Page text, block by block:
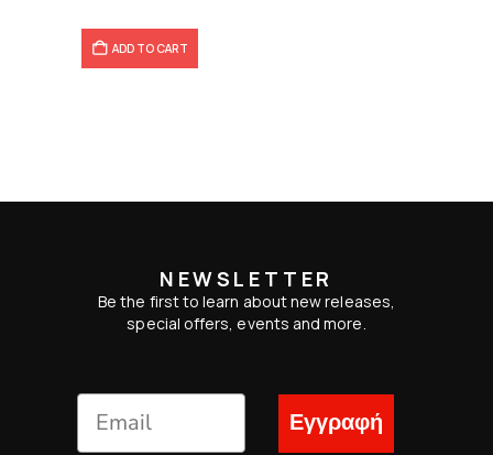
ADD TO CART
NEWSLETTER
Be the first to learn about new releases,
special offers, events and more.
Εγγραφή